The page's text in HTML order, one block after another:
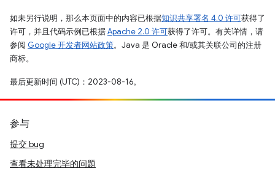
如未另行说明，那么本页面中的内容已根据知识共享署名 4.0 许可获得了
许可，并且代码示例已根据Apache 2.0 许可获得了许可。有关详情，请
参阅 Google 开发者网站政策。Java 是 Oracle 和/或其关联公司的注册
商标。
最后更新时间 (UTC)：2023-08-16。
参与
提交 bug
查看未处理完毕的问题